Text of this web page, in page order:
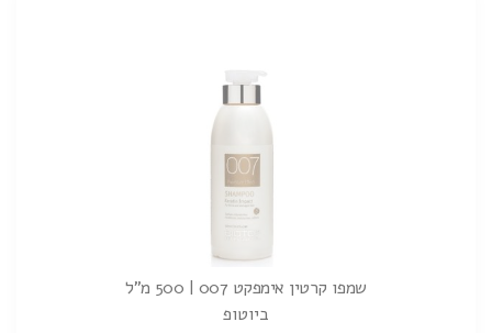
שמפו קרטין אימפקט 007 | 500 מ"ל
ביוטופ